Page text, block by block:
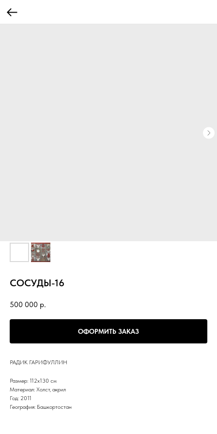
СОСУДЫ-16
500 000 р.
ОФОРМИТЬ ЗАКАЗ
РАДИК ГАРИФУЛЛИН
Размер: 112х130 см
Материал: Холст, акрил
Год: 2011
География: Башкортостан